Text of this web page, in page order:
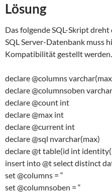
Lösung
Das folgende SQL-Skript
SQL Server-Datenbank muss
Kompatibilität gestellt werden.
declare @columns
declare @columnsoben
declare @count int
declare @max int
declare @current int
declare @sql nvarchar(max)
declare @t table(id int
insert into @t select distinct
set @columns = “
set @columnsoben = “